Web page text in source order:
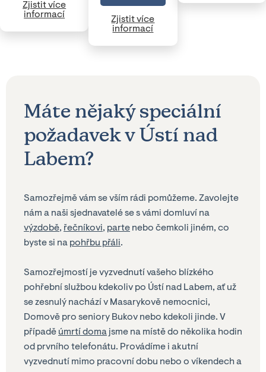
Zjistit více
informací
Zjistit více
informací
Máte nějaký speciální
požadavek v Ústí nad
Labem?
Samozřejmě vám se vším rádi pomůžeme. Zavolejte
nám a naši sjednavatelé se s vámi domluví na
výzdobě, řečníkovi, parte nebo čemkoli jiném, co
byste si na pohřbu přáli.
Samozřejmostí je vyzvednutí vašeho blízkého
pohřební službou kdekoliv po Ústí nad Labem, ať už
se zesnulý nachází v Masarykově nemocnici,
Domově pro seniory Bukov nebo kdekoli jinde. V
případě úmrtí doma jsme na místě do několika hodin
od prvního telefonátu. Provádíme i akutní
vyzvednutí mimo pracovní dobu nebo o víkendech a